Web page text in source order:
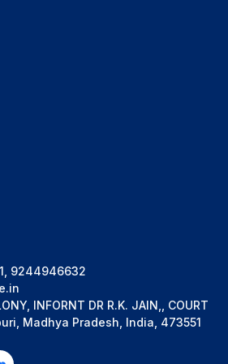
इनमें $5 बिलियन से $20 बिलियन
वजह से निकट भविष्य में गल्फ देश मौजूदा
है कि वैश्विक ऊर्जा व्यापार धीरे-धीरे
जलडमरूमध्य में तनाव के बीच भारत
– भारतीय तेल टैंकरों को
9244946632
INFORNT DR R.K. JAIN,, COURT
Madhya Pradesh, India, 473551